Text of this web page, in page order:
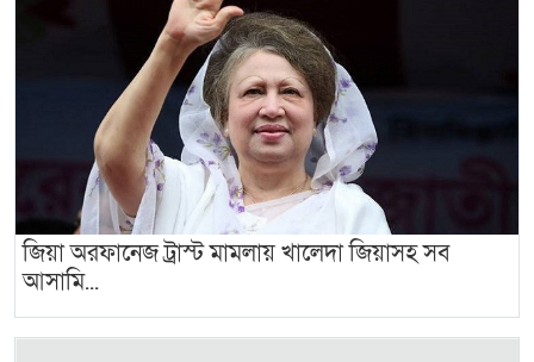
জিয়া অরফানেজ ট্রাস্ট মামলায় খালেদা জিয়াসহ সব
আসামি...